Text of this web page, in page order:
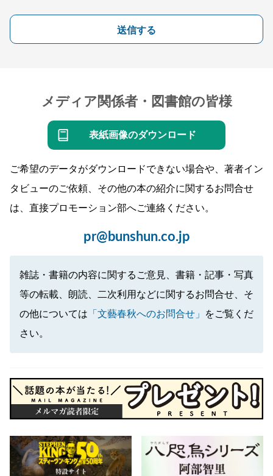
送信する
メディア関係者・図書館の皆様
表紙画像のダウンロード
ご希望のデータがダウンロードできない場合や、著者イン
タビューのご依頼、その他の本の紹介に関するお問合せ
は、直接プロモーション部へご連絡ください。
pr@bunshun.co.jp
雑誌・書籍の内容に関するご意見、書籍・記事・写真
等の転載、朗読、二次利用などに関するお問合せ、そ
の他については 「文藝春秋へのお問合せ」
をご覧くだ
さい。